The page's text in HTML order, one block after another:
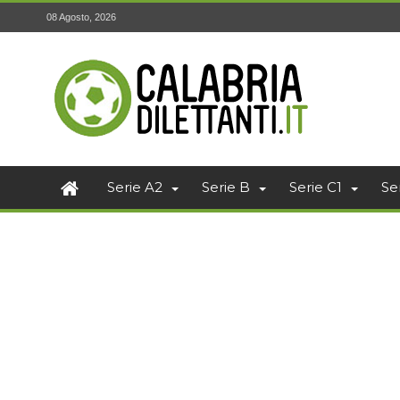
08 Agosto, 2026
Serie A2 Serie B Serie C1